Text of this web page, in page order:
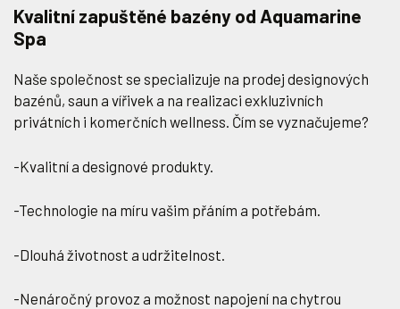
Kvalitní zapuštěné bazény od Aquamarine
Spa
Naše společnost se specializuje na prodej designových
bazénů, saun a vířivek a na realizaci exkluzivních
privátních i komerčních wellness. Čím se vyznačujeme?
-Kvalitní a designové produkty.
-Technologie na míru vašim přáním a potřebám.
-Dlouhá životnost a udržitelnost.
-Nenáročný provoz a možnost napojení na chytrou